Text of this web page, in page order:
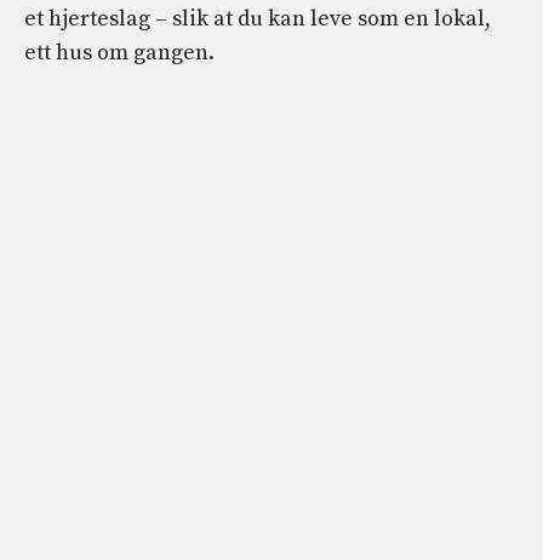
et hjerteslag – slik at du kan leve som en lokal,
ett hus om gangen.